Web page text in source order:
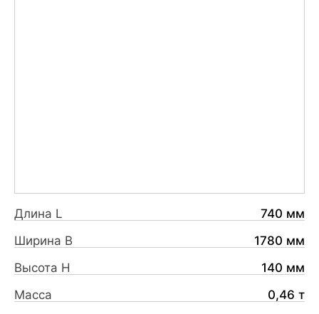
Длина L
740 мм
Ширина B
1780 мм
Высота H
140 мм
Масса
0,46 т